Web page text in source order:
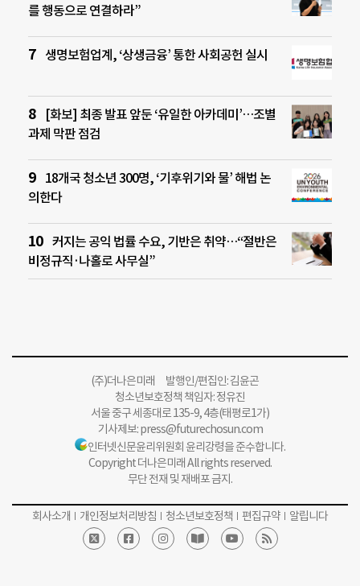
를 행동으로 연결하라”
생명보험업계, ‘상생금융’ 통한 사회공헌 실시
[화보] 최종 발표 앞둔 ‘유일한 아카데미’…조별
과제 막판 점검
18개국 청소년 300명, ‘기후위기와 물’ 해법 논
의한다
커지는 공익 법률 수요, 기반은 취약…“절반은
비정규직·나홀로 사무실”
(주)더나은미래 발행인/편집인: 김윤곤
청소년보호정책 책임자: 정유진
서울 중구 세종대로 135-9, 4층(태평로1가)
기사제보:press@futurechosun.com
인터넷신문윤리위원회 윤리강령을 준수합니다.
Copyright 더나은미래 All rights reserved.
무단 전재 및 재배포 금지.
회사소개 개인정보처리방침 청소년보호정책 편집규약 알립니다